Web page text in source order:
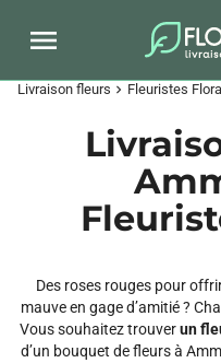
Livraison fleurs chevron_right Fleuristes
Des roses rouges pour
mauve en gage d’amitié ?
Vous souhaitez trouverun
d’un bouquet de fleurs à